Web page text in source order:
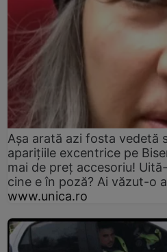
Așa arată azi fosta vedetă
aparițiile excentrice pe
mai de preț accesoriu!
cine e în poză? Ai văzut-o
www.unica.ro